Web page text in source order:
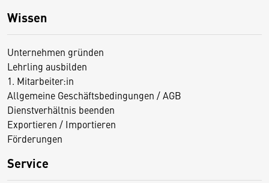
Wissen
Unternehmen gründen
Lehrling ausbilden
1. Mitarbeiter:in
Allgemeine Geschäftsbedingungen / AGB
Dienstverhältnis beenden
Exportieren / Importieren
Förderungen
Service